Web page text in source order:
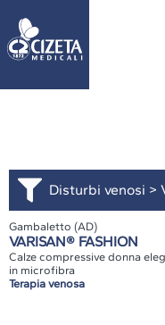
Disturbi venosi >
Gambaletto (AD)
VARISAN® FASHION
Calze compressive donna
in microfibra
Terapia venosa